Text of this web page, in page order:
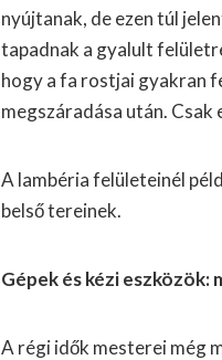
nyújtanak, de ezen túl
tapadnak a gyalult
hogy a fa rostjai gyakran
megszáradása után.
A lambéria felületeinél
belső tereinek.
Gépek és kézi eszközök:
A régi idők mesterei még